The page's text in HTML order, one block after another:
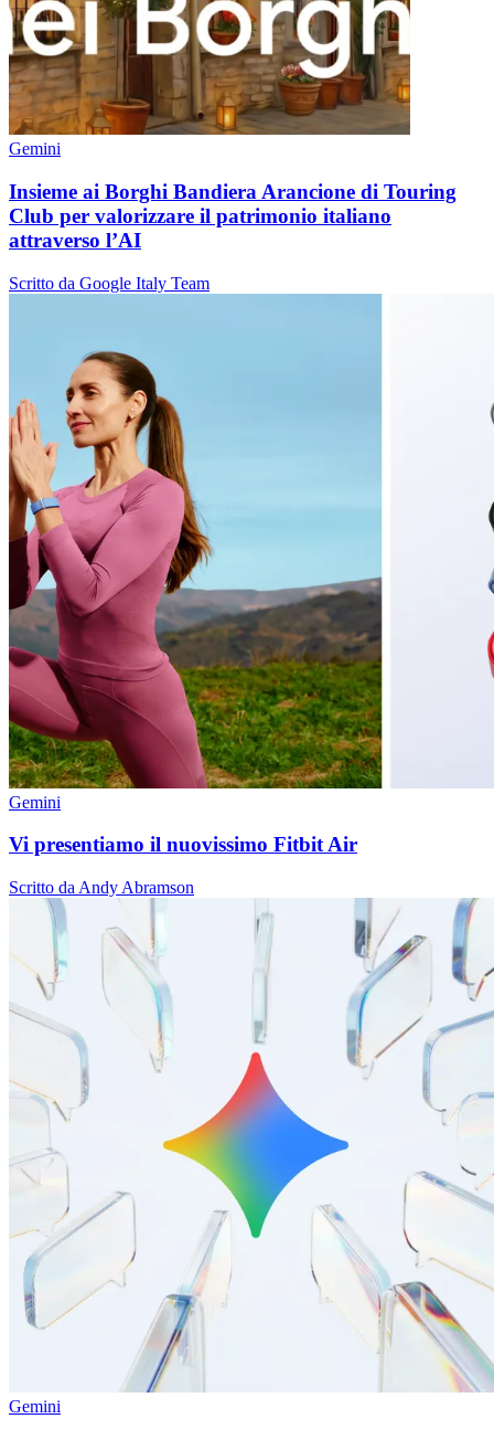
Gemini
Insieme ai Borghi Bandiera Arancione di Touring
Club per valorizzare il patrimonio italiano
attraverso l’AI
Scritto da Google Italy Team
Gemini
Vi presentiamo il nuovissimo Fitbit Air
Scritto da Andy Abramson
Gemini